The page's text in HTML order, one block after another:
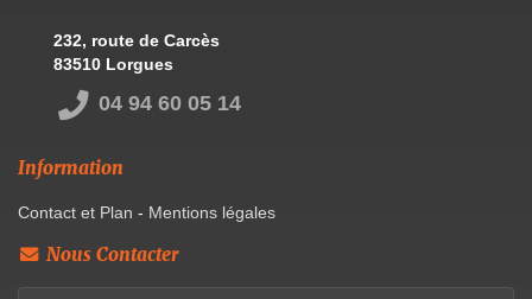
232, route de Carcès
83510 Lorgues
04 94 60 05 14
Information
Contact et Plan - Mentions légales
Nous Contacter